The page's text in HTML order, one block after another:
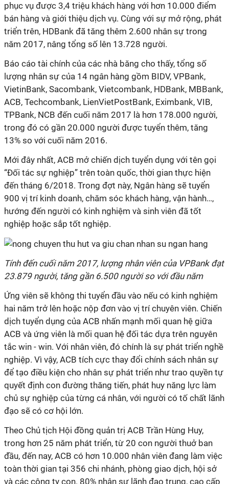
phục vụ được 3,4 triệu khách hàng với hơn 10.000 điểm
bán hàng và giới thiệu dịch vụ. Cùng với sự mở rộng, phát
triển trên, HDBank đã tăng thêm 2.600 nhân sự trong
năm 2017, nâng tổng số lên 13.728 người.
Báo cáo tài chính của các nhà băng cho thấy, tổng số
lượng nhân sự của 14 ngân hàng gồm BIDV, VPBank,
VietinBank, Sacombank, Vietcombank, HDBank, MBBank,
ACB, Techcombank, LienVietPostBank, Eximbank, VIB,
TPBank, NCB đến cuối năm 2017 là hơn 178.000 người,
trong đó có gần 20.000 người được tuyển thêm, tăng
13% so với cuối năm 2016.
Mới đây nhất, ACB mở chiến dịch tuyển dụng với tên gọi
“Đối tác sự nghiệp” trên toàn quốc, thời gian thực hiện
đến tháng 6/2018. Trong đợt này, Ngân hàng sẽ tuyển
900 vị trí kinh doanh, chăm sóc khách hàng, vận hành…,
hướng đến người có kinh nghiệm và sinh viên đã tốt
nghiệp hoặc sắp tốt nghiệp.
Tính đến cuối năm 2017, lượng nhân viên của VPBank đạt
23.879 người, tăng gần 6.500 người so với đầu năm
Ứng viên sẽ không thi tuyển đầu vào nếu có kinh nghiệm
hai năm trở lên hoặc nộp đơn vào vị trí chuyên viên. Chiến
dịch tuyển dụng của ACB nhấn mạnh mối quan hệ giữa
ACB và ứng viên là mối quan hệ đối tác dựa trên nguyên
tắc win - win. Với nhân viên, đó chính là sự phát triển nghề
nghiệp. Vì vậy, ACB tích cực thay đổi chính sách nhân sự
để tạo điều kiện cho nhân sự phát triển như trao quyền tự
quyết định con đường thăng tiến, phát huy năng lực làm
chủ sự nghiệp của từng cá nhân, với người có tố chất lãnh
đạo sẽ có cơ hội lớn.
Theo Chủ tịch Hội đồng quản trị ACB Trần Hùng Huy,
trong hơn 25 năm phát triển, từ 20 con người thuở ban
đầu, đến nay, ACB có hơn 10.000 nhân viên đang làm việc
toàn thời gian tại 356 chi nhánh, phòng giao dịch, hội sở
và các công ty con. 80% nhân sự lãnh đạo trung, cao cấp